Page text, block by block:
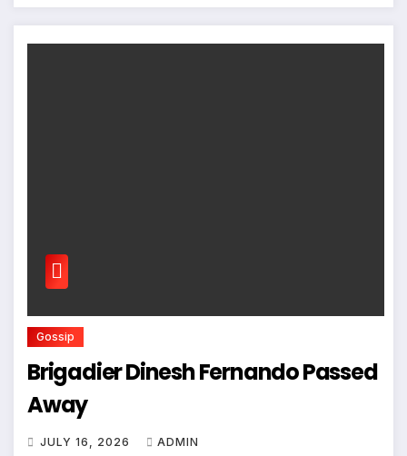
Gossip
Brigadier Dinesh Fernando Passed
Away
JULY 16, 2026 ADMIN